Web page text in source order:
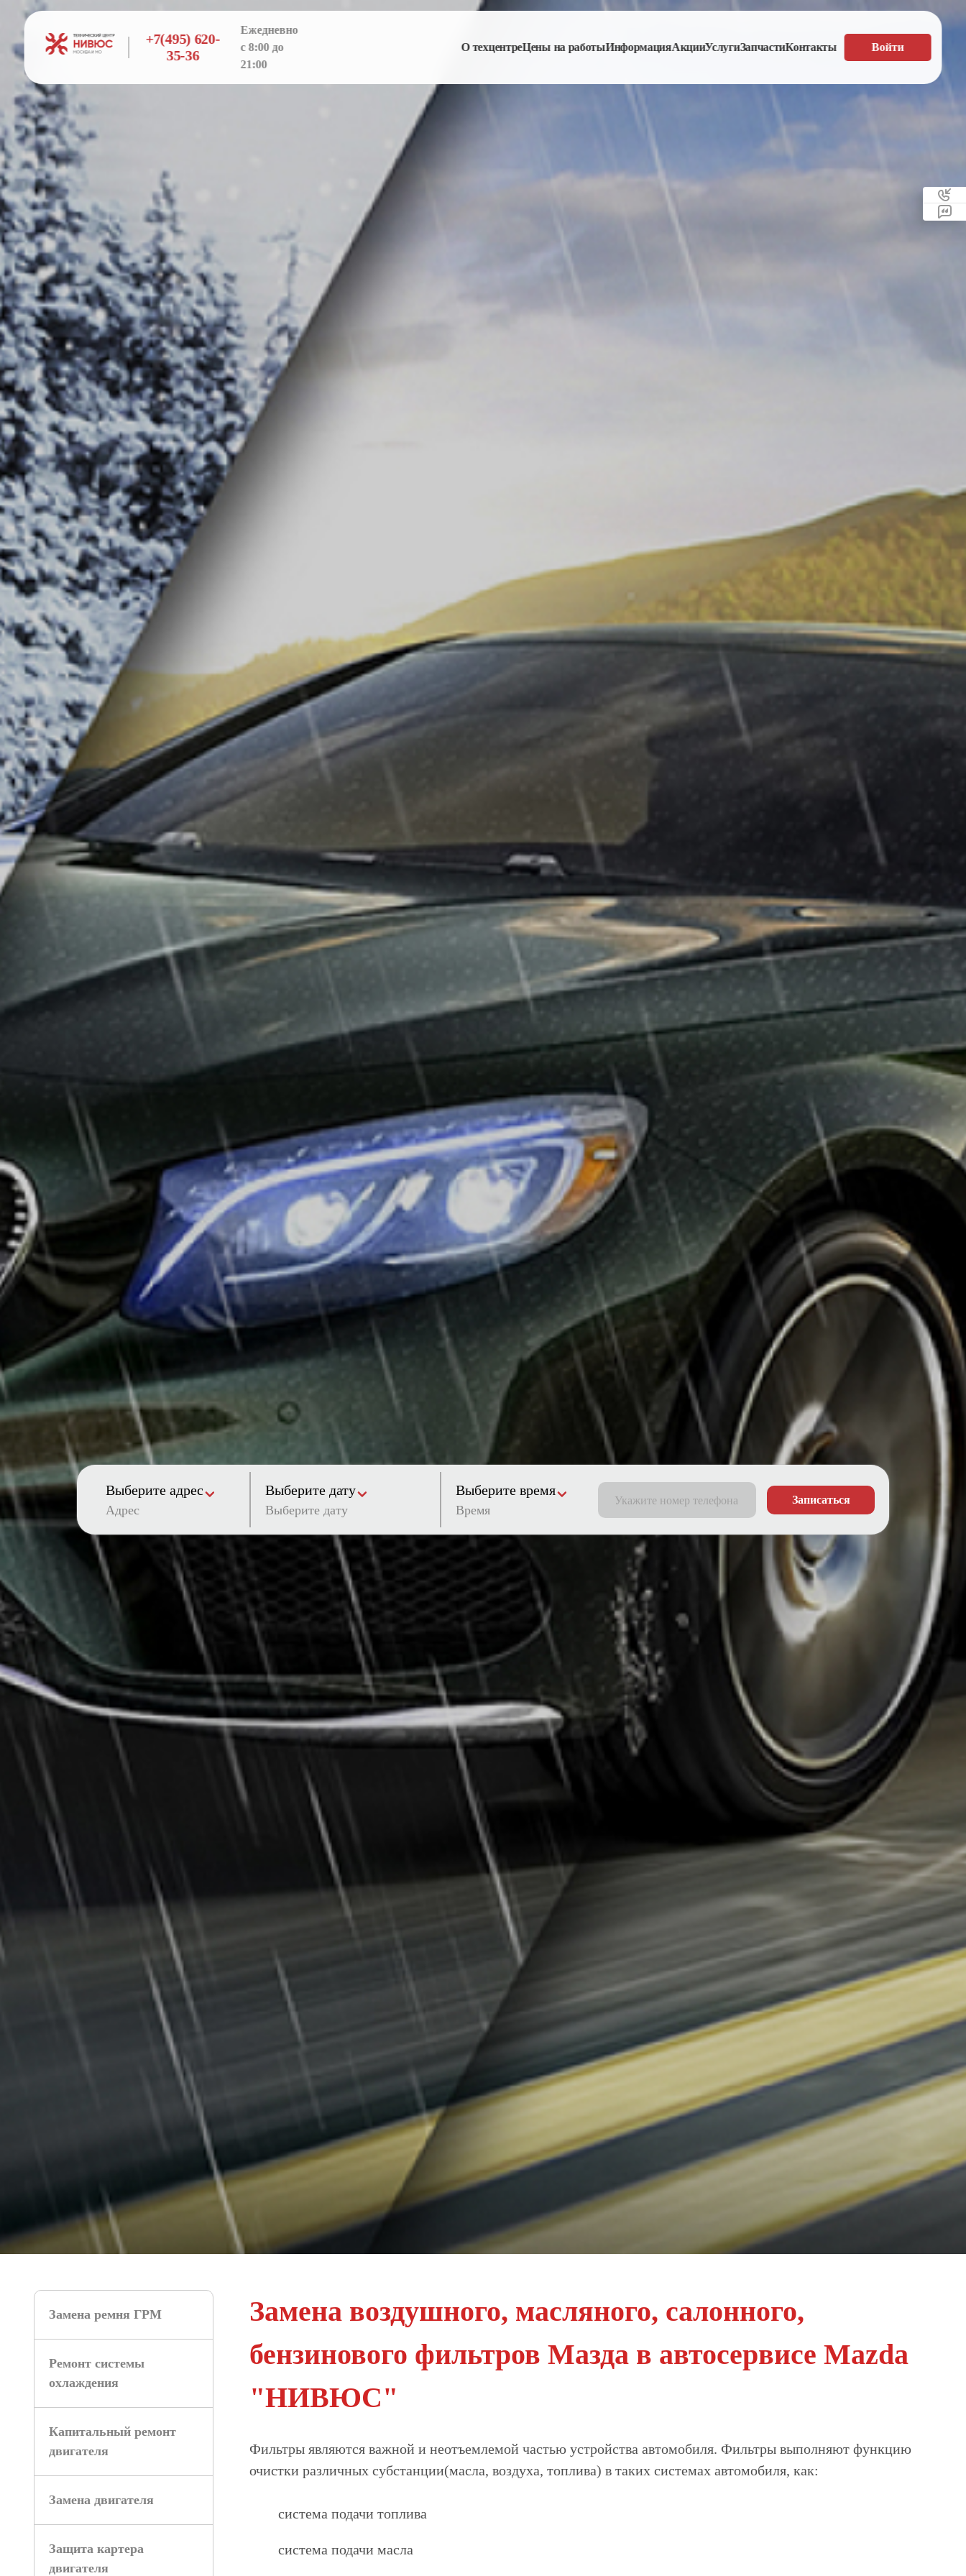
+7(495) 620-
35-36
Ежедневно
с 8:00 до
21:00
О техцентреЦены на работыИнформацияАкцииУслугиЗапчастиКонтакты Войти
Выберите адрес
Адрес
Выберите дату Выберите время
Время
Записаться
Замена ремня ГРМ
Ремонт системы
охлаждения
Капитальный ремонт
двигателя
Замена двигателя
Защита картера
двигателя
Замена воздушного, масляного, салонного,
бензинового фильтров Мазда в автосервисе Mazda
"НИВЮС"
Фильтры являются важной и неотъемлемой частью устройства автомобиля. Фильтры выполняют функцию
очистки различных субстанции(масла, воздуха, топлива) в таких системах автомобиля, как:
система подачи топлива
система подачи масла